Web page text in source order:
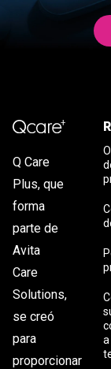
Q Care
Plus, que
forma
parte de
Avita
Care
Solutions,
se creó
para
proporcionar